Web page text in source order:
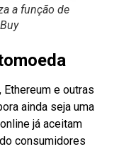
a função de
e outras
ainda seja uma
já aceitam
consumidores